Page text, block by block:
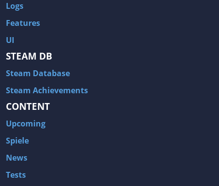
Logs
Features
UI
STEAM DB
Steam Database
Steam Achievements
CONTENT
Upcoming
Spiele
News
Tests